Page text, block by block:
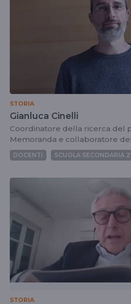
STORIA
Gianluca Cinelli
Coordinatore della ricerca del
Memoranda e collaboratore
Revelli
DOCENTI SCUOLA SECONDARIA
STORIA